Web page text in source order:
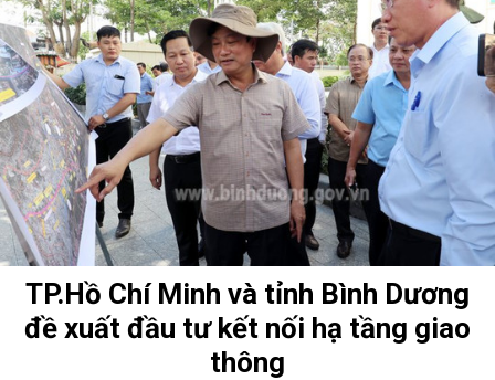
TP.Hồ Chí Minh và tỉnh Bình Dương
đề xuất đầu tư kết nối hạ tầng giao
thông